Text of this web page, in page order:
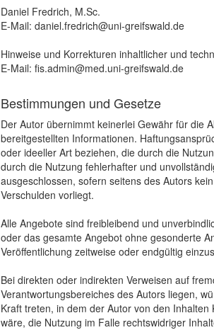
Daniel Fredrich, M.Sc.
E-Mail: daniel.fredrich@uni-greifswald.de
Hinweise und Korrekturen inhaltlicher und
E-Mail: fis.admin@med.uni-greifswald.de
Bestimmungen und Gesetze
Der Autor übernimmt keinerlei Gewähr für die
bereitgestellten Informationen.
oder ideeller Art beziehen, die durch die
durch die Nutzung fehlerhafter und
ausgeschlossen, sofern seitens des Autors
Verschulden vorliegt.
Alle Angebote sind freibleibend und
oder das gesamte Angebot ohne gesonderte
Veröffentlichung zeitweise oder endgültig
Bei direkten oder indirekten Verweisen auf
Verantwortungsbereiches des Autors liegen,
Kraft treten, in dem der Autor von den
wäre, die Nutzung im Falle rechtswidriger